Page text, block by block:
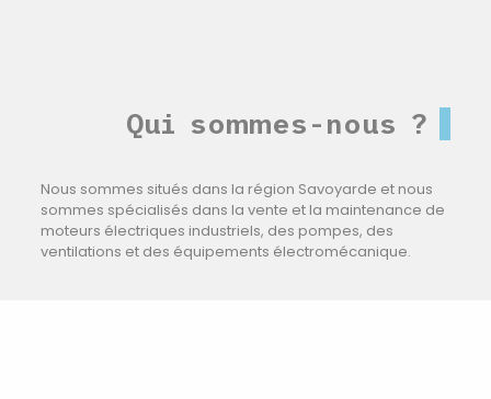
Qui sommes-nous ?
Nous sommes situés dans la région Savoyarde et nous
sommes spécialisés dans la vente et la maintenance de
moteurs électriques industriels, des pompes, des
ventilations et des équipements électromécanique.